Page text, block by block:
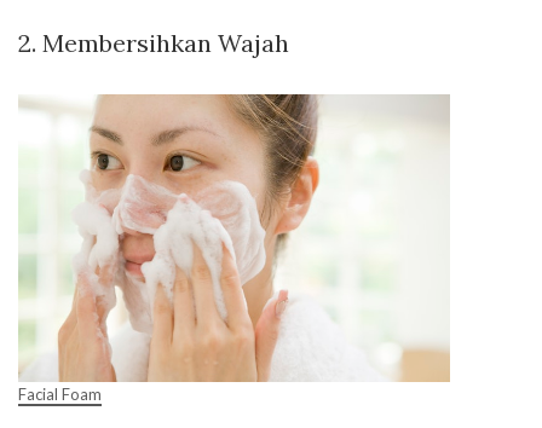
2. Membersihkan Wajah
Facial Foam